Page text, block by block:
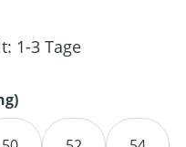
1-3 Tage
auswählen